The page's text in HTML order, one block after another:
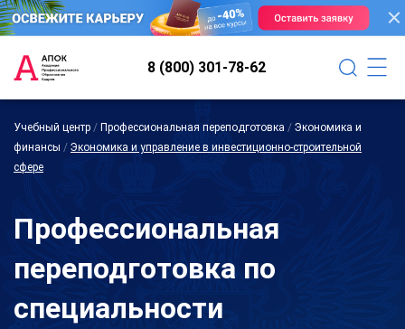
8 (800) 301-78-62
Учебный центр / Профессиональная переподготовка / Экономика и
финансы / Экономика и управление в инвестиционно-строительной
сфере
Профессиональная
переподготовка по
специальности